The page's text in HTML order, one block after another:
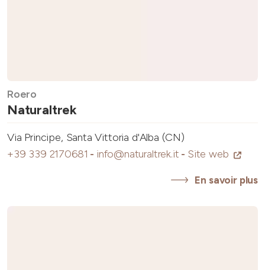
Roero
Naturaltrek
Via Principe, Santa Vittoria d'Alba (CN)
+39 339 2170681 - info@naturaltrek.it - Site web
En savoir plus